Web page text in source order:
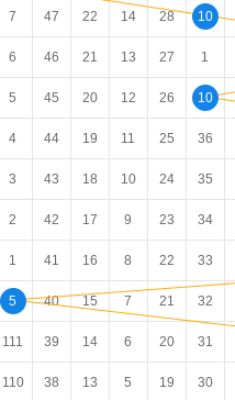
7 47 22 14 28 10
6 46 21 13 27 1
5 45 20 12 26 10
4 44 19 11 25 36
3 43 18 10 24 35
2 42 17 9 23 34
1 41 16 8 22 33
5 40 15 7 21 32
111 39 14 6 20 31
110 38 13 5 19 30